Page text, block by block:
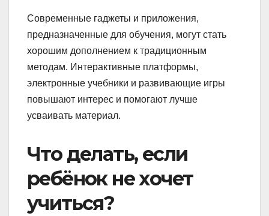
Современные гаджеты и приложения,
предназначенные для обучения, могут стать
хорошим дополнением к традиционным
методам. Интерактивные платформы,
электронные учебники и развивающие игры
повышают интерес и помогают лучше
усваивать материал.
Что делать, если
ребёнок не хочет
учиться?